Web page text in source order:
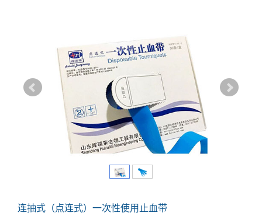
连抽式（点连式）一次性使用止血带